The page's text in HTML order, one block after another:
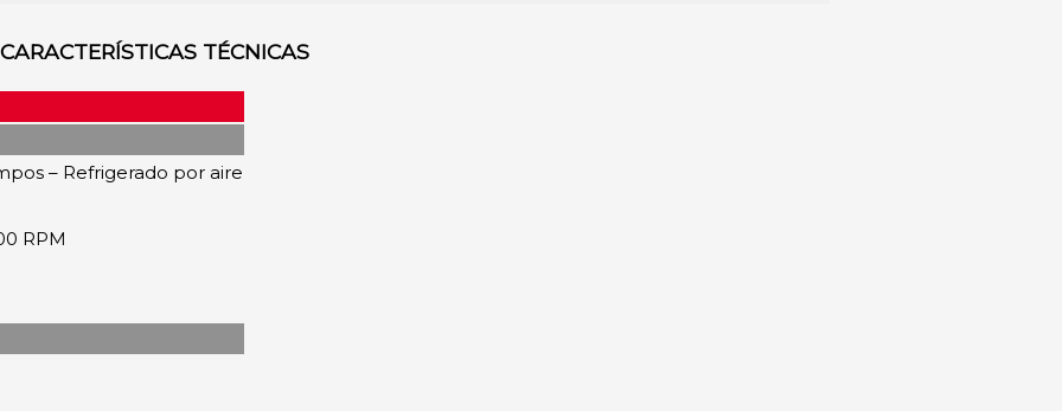
CARACTERÍSTICAS TÉCNICAS
– Refrigerado por aire
RPM